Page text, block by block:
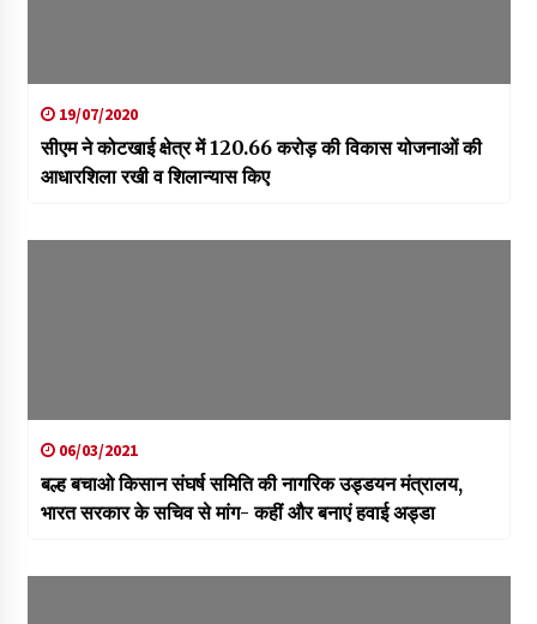
19/07/2020
सीएम ने कोटखाई क्षेत्र में 120.66 करोड़ की विकास योजनाओं की
आधारशिला रखी व शिलान्यास किए
06/03/2021
बल्ह बचाओ किसान संघर्ष समिति की नागरिक उड्डयन मंत्रालय,
भारत सरकार के सचिव से मांग- कहीं और बनाएं हवाई अड्डा